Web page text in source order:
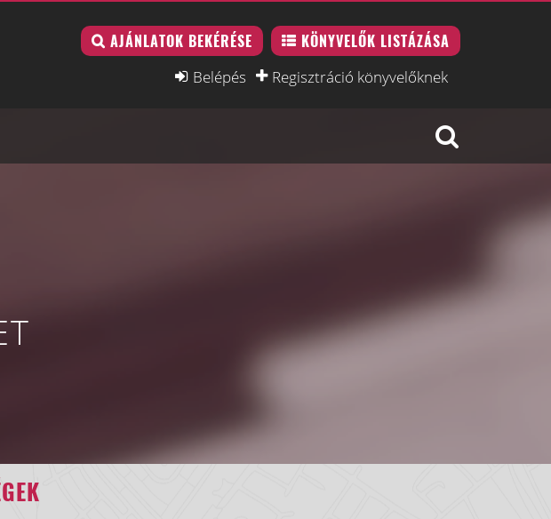
AJÁNLATOK BEKÉRÉSE KÖNYVELŐK LISTÁZÁSA
Belépés Regisztráció könyvelőknek